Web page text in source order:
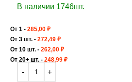
В наличии 1746шт.
От 1 - 285,00 ₽
От 3 шт. - 272,49 ₽
От 10 шт. - 262,00 ₽
От 20+ шт. - 248,99 ₽